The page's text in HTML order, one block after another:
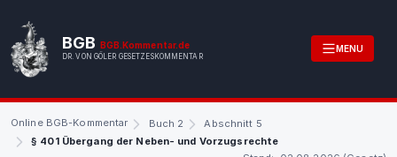
BGB BGB.Kommentar.de
DR. VON GÖLER GESETZESKOMMENTAR
MENU
Online BGB-Kommentar Buch 2
Abschnitt 5
§ 401 Übergang der Neben- und Vorzugsrechte